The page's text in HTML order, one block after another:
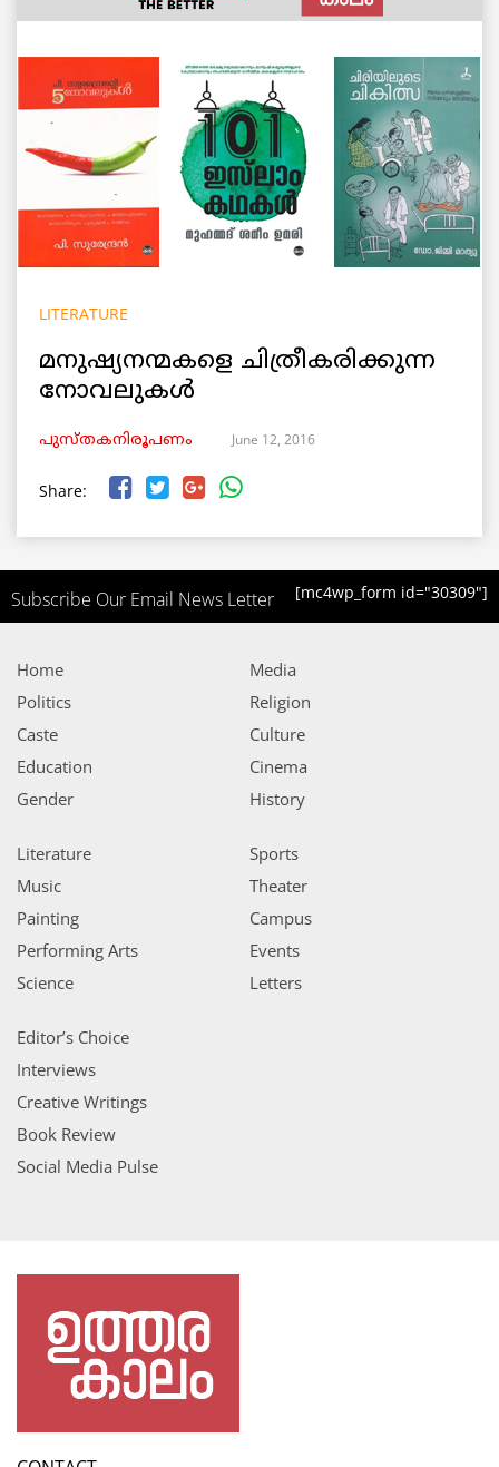
LITERATURE
മനുഷ്യനന്മകളെ ചിത്രീകരിക്കുന്ന
നോവലുകള്‍
പുസ്തകനിരൂപണം June 12, 2016
Share:
Subscribe Our Email News Letter [mc4wp_form id="30309"]
Home
Politics
Caste
Education
Gender
Media
Religion
Culture
Cinema
History
Literature
Music
Painting
Performing Arts
Science
Sports
Theater
Campus
Events
Letters
Editor’s Choice
Interviews
Creative Writings
Book Review
Social Media Pulse